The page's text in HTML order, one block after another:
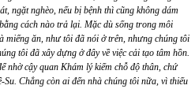
ngặt nghèo, nếu bị bệnh thì cũng không dám
cách nào trả lại. Mặc dù sống trong môi
miếng ăn, như tôi đã nói ở trên, nhưng chúng tôi
tôi đã xây dựng ở đây về việc cải tạo tâm hồn.
nhờ cậy quan Khám lý kiếm chỗ độ thân, chứ
Chẳng còn ai đến nhà chúng tôi nữa, vì thiếu